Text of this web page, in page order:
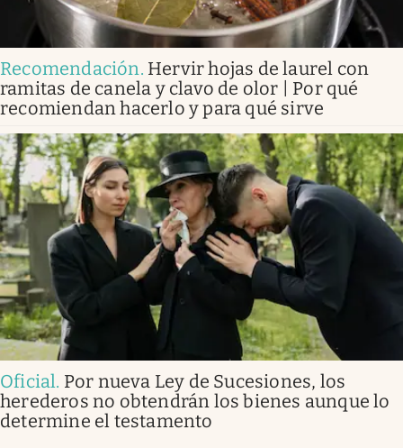
Recomendación. Hervir hojas de laurel con
ramitas de canela y clavo de olor | Por qué
recomiendan hacerlo y para qué sirve
Oficial. Por nueva Ley de Sucesiones, los
herederos no obtendrán los bienes aunque lo
determine el testamento